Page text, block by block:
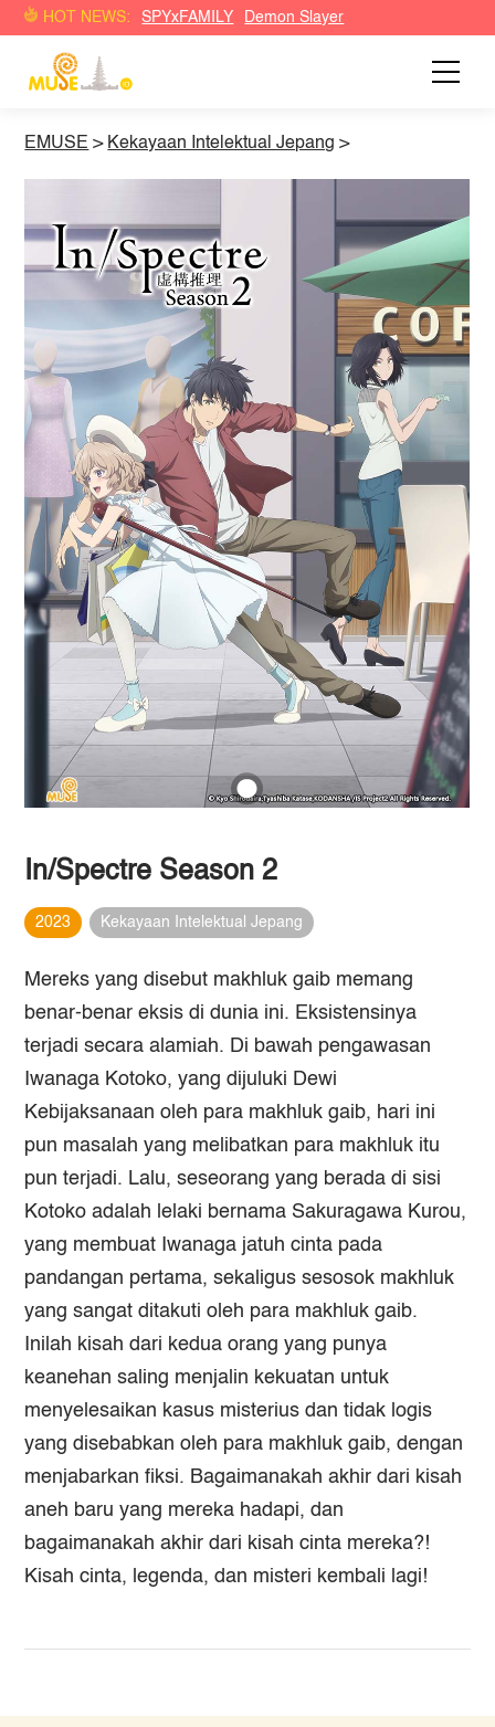
HOT NEWS: SPYxFAMILY Demon Slayer
EMUSE > Kekayaan Intelektual Jepang >
In/Spectre Season 2
2023 Kekayaan Intelektual Jepang
Mereks yang disebut makhluk gaib memang
benar-benar eksis di dunia ini. Eksistensinya
terjadi secara alamiah. Di bawah pengawasan
Iwanaga Kotoko, yang dijuluki Dewi
Kebijaksanaan oleh para makhluk gaib, hari ini
pun masalah yang melibatkan para makhluk itu
pun terjadi. Lalu, seseorang yang berada di sisi
Kotoko adalah lelaki bernama Sakuragawa Kurou,
yang membuat Iwanaga jatuh cinta pada
pandangan pertama, sekaligus sesosok makhluk
yang sangat ditakuti oleh para makhluk gaib.
Inilah kisah dari kedua orang yang punya
keanehan saling menjalin kekuatan untuk
menyelesaikan kasus misterius dan tidak logis
yang disebabkan oleh para makhluk gaib, dengan
menjabarkan fiksi. Bagaimanakah akhir dari kisah
aneh baru yang mereka hadapi, dan
bagaimanakah akhir dari kisah cinta mereka?!
Kisah cinta, legenda, dan misteri kembali lagi!